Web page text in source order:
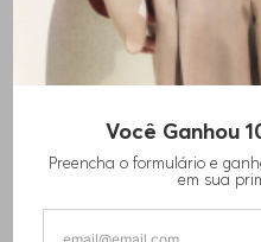
Você Ganhou
Preencha o formulário e
em sua